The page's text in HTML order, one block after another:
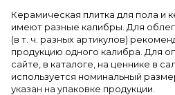
Керамическая плитка для пола и
имеют разные калибры. Для
(в т. ч. разных артикулов)
продукцию одного калибра. Для
сайте, в каталоге, на ценнике в
используется номинальный
указан на упаковке продукции.